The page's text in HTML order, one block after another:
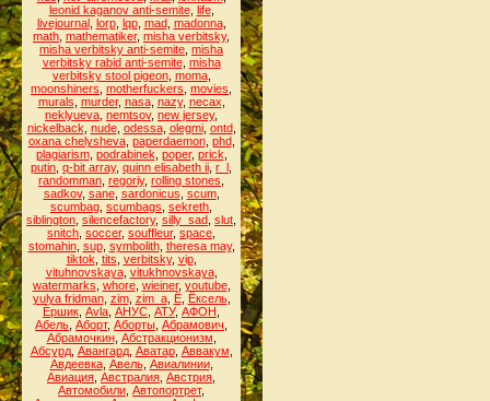
leonid kaganov anti-semite, life,
livejournal, lorp, lqp, mad, madonna,
math mathematiker, misha verbitsky,
misha verbitsky anti-semite misha
verbitsky rabid anti-semite, misha
verbitsky stool pigeon, moma,
moonshiners motherfuckers movies
murals murder, nasa, nazy, necax
neklyueva nemtsov, new jersey,
nickelback nude, odessa, olegmi, ontd,
oxana chelysheva, paperdaemon, phd,
plagiarism, podrabinek poper, prick
putin q-bit array, quinn elisabeth ii r_l
randomman regoriy, rolling stones
sadkov, sane, sardonicus scum,
scumbag scumbags sekreth
siblington silencefactory, silly_sad slut
snitch soccer, souffleur, space
stomahin, sup, symbolith, theresa may,
tiktok tits verbitsky, vip,
vituhnovskaya, vitukhnovskaya,
watermarks whore, wieiner, youtube,
yulya fridman, zim, zim_a, Ё, Ёксель,
Ёршик Аvla АНУС АТУ, АФОН
Абель Аборт, Аборты Абрамович
Абрамочкин, Абстракционизм
Абсурд, Авангард, Аватар, Аввакум
Авдеевка, Авель, Авиалинии,
Авиация Австралия Австрия
Автомобили Автопортрет,